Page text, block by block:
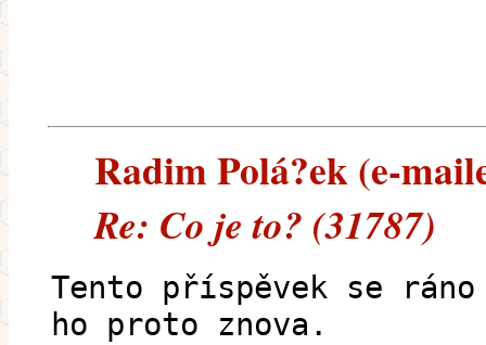
Radim Polá?ek (e-
Re: Co je to? (31787)
Tento příspěvek se
ho proto znova.